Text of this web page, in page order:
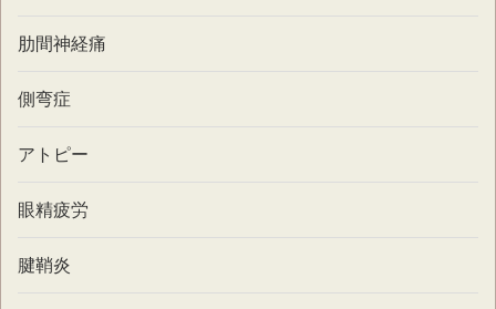
肋間神経痛
側弯症
アトピー
眼精疲労
腱鞘炎